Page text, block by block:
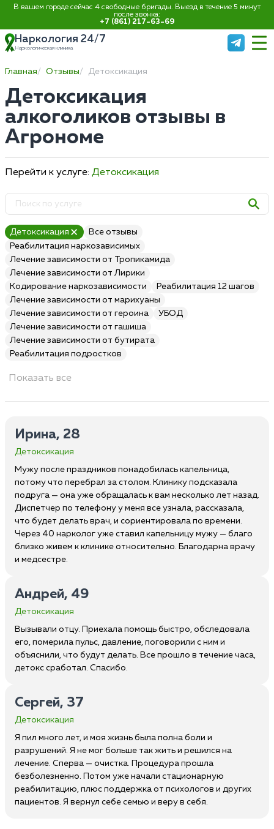
В вашем городе сейчас 4 свободные бригады. Выезд в течение 5 минут
после звонка:
+7 (861) 217-63-69
Наркология 24/7
Наркологическая клиника
Главная Отзывы Детоксикация
Детоксикация
алкоголиков отзывы в
Агрономе
Перейти к услуге: Детоксикация
Детоксикация
Все отзывы
Реабилитация наркозависимых
Лечение зависимости от Тропикамида
Лечение зависимости от Лирики
Кодирование наркозависимости
Реабилитация 12 шагов
Лечение зависимости от марихуаны
Лечение зависимости от героина
УБОД
Лечение зависимости от гашиша
Лечение зависимости от бутирата
Реабилитация подростков
Показать все
Ирина, 28
Детоксикация
Мужу после праздников понадобилась капельница,
потому что перебрал за столом. Клинику подсказала
подруга — она уже обращалась к вам несколько лет назад.
Диспетчер по телефону у меня все узнала, рассказала,
что будет делать врач, и сориентировала по времени.
Через 40 нарколог уже ставил капельницу мужу — благо
близко живем к клинике относительно. Благодарна врачу
и медсестре.
Андрей, 49
Детоксикация
Вызывали отцу. Приехала помощь быстро, обследовала
его, померила пульс, давление, поговорили с ним и
объяснили, что будут делать. Все прошло в течение часа,
детокс сработал. Спасибо.
Сергей, 37
Детоксикация
Я пил много лет, и моя жизнь была полна боли и
разрушений. Я не мог больше так жить и решился на
лечение. Сперва — очистка. Процедура прошла
безболезненно. Потом уже начали стационарную
реабилитацию, плюс поддержка от психологов и других
пациентов. Я вернул себе семью и веру в себя.